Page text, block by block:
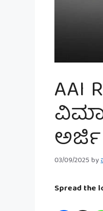
AAI
03/09/2025by
Spread the